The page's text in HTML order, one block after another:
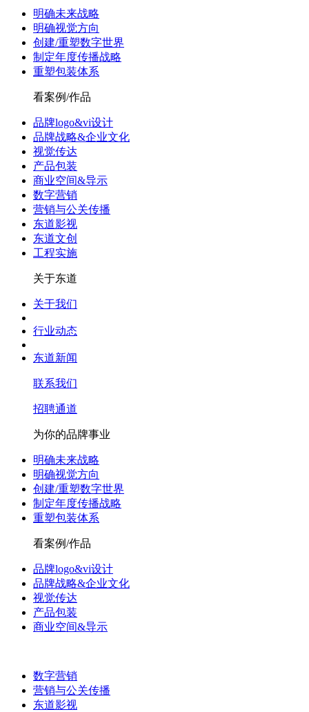
明确未来战略
明确视觉方向
创建/重塑数字世界
制定年度传播战略
重塑包装体系
看案例/作品
品牌logo&vi设计
品牌战略&企业文化
视觉传达
产品包装
商业空间&导示
数字营销
营销与公关传播
东道影视
东道文创
工程实施
关于东道
关于我们
行业动态
东道新闻
联系我们
招聘通道
为你的品牌事业
明确未来战略
明确视觉方向
创建/重塑数字世界
制定年度传播战略
重塑包装体系
看案例/作品
品牌logo&vi设计
品牌战略&企业文化
视觉传达
产品包装
商业空间&导示
数字营销
营销与公关传播
东道影视